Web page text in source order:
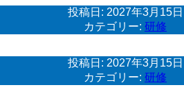
投稿日: 2027年3月15日
カテゴリー: 研修
投稿日: 2027年3月15日
カテゴリー: 研修